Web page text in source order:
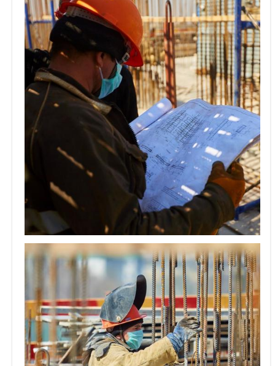
Кабинет